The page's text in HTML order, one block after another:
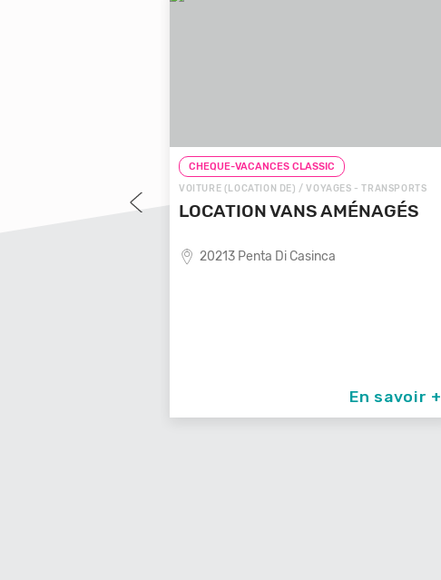
LOCALE
CHEQUE-VACANCES CLASSIC
VOITURE (LOCATION DE) / VOYAGES - TRANSPORTS
LOCATION VANS AMÉNAGÉS
20213 Penta Di Casinca
En savoir +